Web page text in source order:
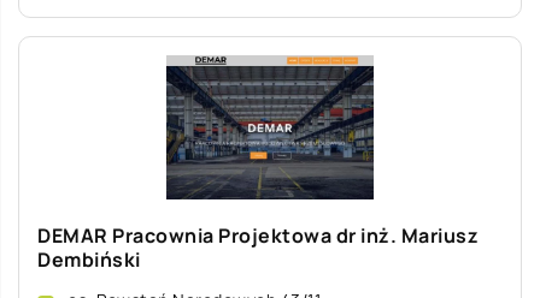
DEMAR Pracownia Projektowa dr inż. Mariusz
Dembiński